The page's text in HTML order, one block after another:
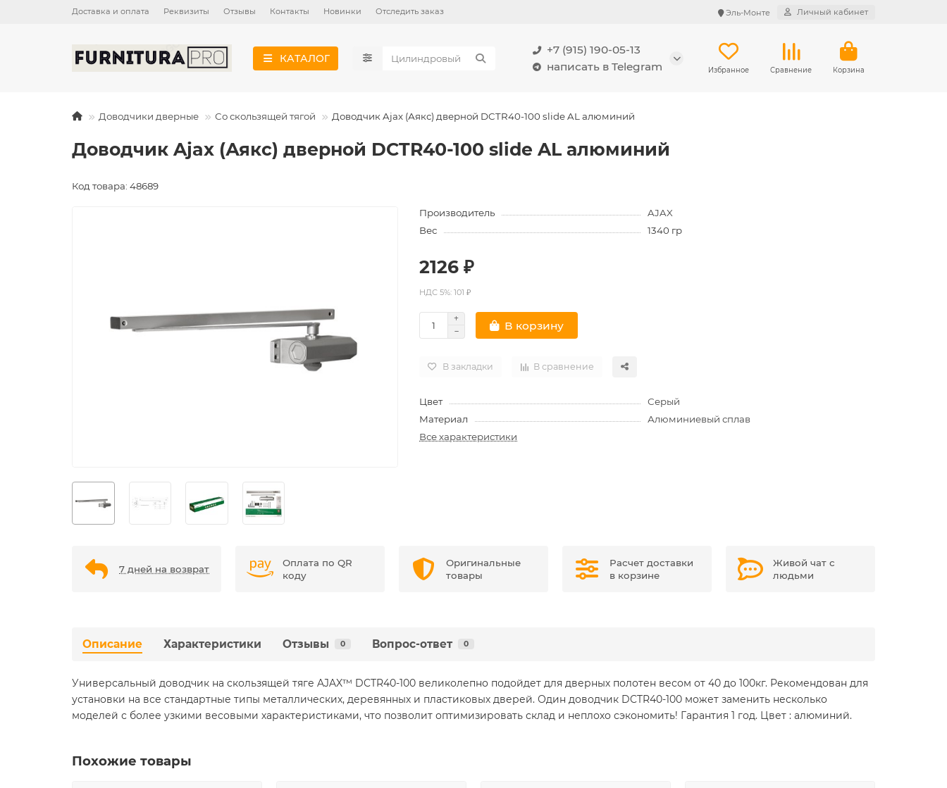
Доставка и оплата Реквизиты Отзывы Контакты Новинки Отследить заказ Эль-Монте Личный кабинет
КАТАЛОГ
+7 (915) 190-05-13
написать в Telegram
Избранное Сравнение Корзина
Доводчики дверные Со скользящей тягой Доводчик Ajax (Аякс) дверной DCTR40-100 slide AL алюминий
Доводчик Ajax (Аякс) дверной DCTR40-100 slide AL алюминий
Код товара: 48689
Производитель
AJAX
Вес
1340 гр
2126 ₽
НДС 5%: 101 ₽
В корзину
В закладки В сравнение
Цвет
Серый
Материал
Алюминиевый сплав
Все характеристики
7 дней на возврат
Оплата по QR
коду
Оригинальные
товары
Расчет доставки
в корзине
Живой чат с
людьми
Описание Характеристики Отзывы 0 Вопрос-ответ 0
Универсальный доводчик на скользящей тяге AJAX™ DCTR40-100 великолепно подойдет для дверных полотен весом от 40 до 100кг. Рекомендован для
установки на все стандартные типы металлических, деревянных и пластиковых дверей. Один доводчик DCTR40-100 может заменить несколько
моделей с более узкими весовыми характеристиками, что позволит оптимизировать склад и неплохо сэкономить! Гарантия 1 год. Цвет : алюминий.
Похожие товары